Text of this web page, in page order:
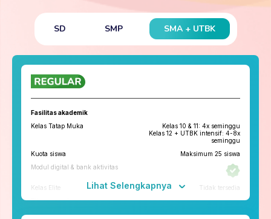
SD SMP SMA + UTBK
Fasilitas akademik
Kelas Tatap Muka
Kelas 10 & 11: 4x seminggu
Kelas 12 + UTBK intensif: 4-8x
seminggu
Kuota siswa
Maksimum 25 siswa
Modul digital & bank aktivitas
Kelas Elite
Tidak tersedia
Fitur penunjang
ruangbelajar
Lihat Selengkapnya